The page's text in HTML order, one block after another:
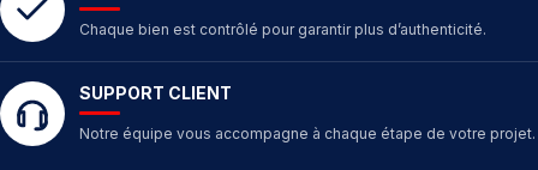
Chaque bien est contrôlé pour garantir plus d’authenticité.
SUPPORT CLIENT
Notre équipe vous accompagne à chaque étape de votre projet.